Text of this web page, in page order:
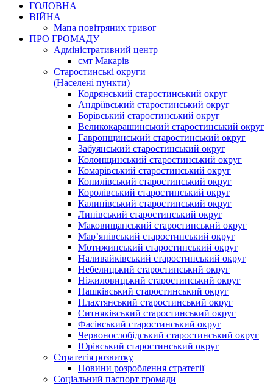
ГОЛОВНА
ВІЙНА
Мапа повітряних тривог
ПРО ГРОМАДУ
Aдміністративний центр
смт Макарів
Старостинські округи
(Населені пункти)
Кодрянський старостинський округ
Андріївський старостинський округ
Борівський старостинський округ
Великокарашинський старостинський округ
Гавронщинський старостинський округ
Забуянський старостинський округ
Колонщинський старостинський округ
Комарівський старостинський округ
Копилівський старостинський округ
Королівський старостинський округ
Калинівський старостинський округ
Липівський старостинський округ
Маковищанський старостинський округ
Мар’янівський старостинський округ
Мотижинський старостинський округ
Наливайківський старостинський округ
Небелицький старостинський округ
Ніжиловицький старостинський округ
Пашківський старостинський округ
Плахтянський старостинський округ
Ситняківський старостинський округ
Фасівський старостинський округ
Червонослобідський старостинський округ
Юрівський старостинський округ
Стратегія розвитку
Новини розроблення стратегії
Соціальний паспорт громади